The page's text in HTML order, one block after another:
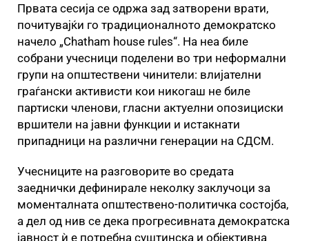
Првата сесија се одржа зад затворени врати,
почитувајќи го традиционалното демократско
начело „Chatham house rules“. На неа биле
собрани учесници поделени во три неформални
групи на општествени чинители: влијателни
граѓански активисти кои никогаш не биле
партиски членови, гласни актуелни опозициски
вршители на јавни функции и истакнати
припадници на различни генерации на СДСМ.
Учесниците на разговорите во средата
заеднички дефинирале неколку заклучоци за
моменталната општествено-политичка состојба,
а дел од нив се дека прогресивната демократска
јавност ѝ е потребна суштинска и објективна